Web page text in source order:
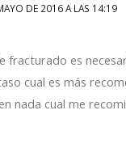
DE 2016 A LAS 14:19
fracturado es
cual es más
nada cual me